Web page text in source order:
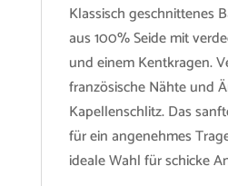
Klassisch geschnittenes
aus 100% Seide mit
und einem Kentkragen.
französische Nähte und
Kapellenschlitz. Das
für ein angenehmes
ideale Wahl für schicke